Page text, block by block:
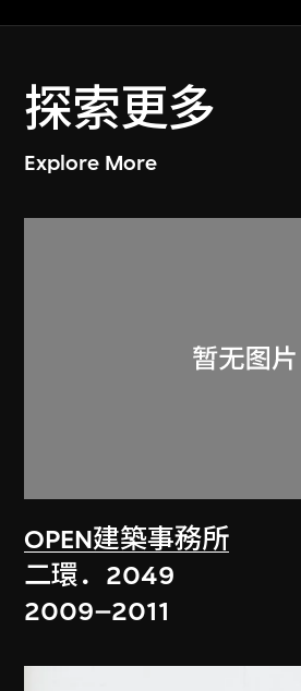
探索更多
Explore More
OPEN建築事務所
二環．2049
2009–2011